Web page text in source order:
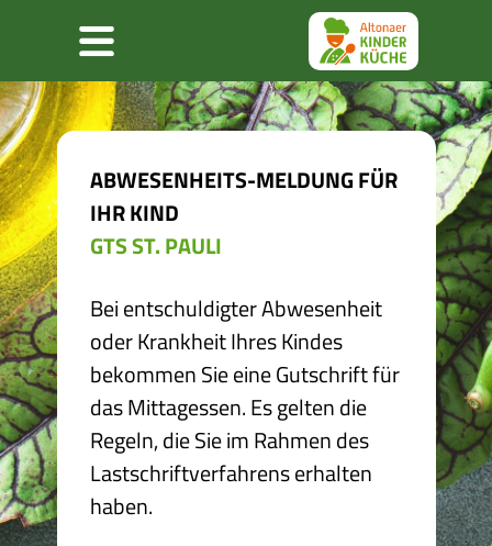
Menu
Abmeldeformular
ABWESENHEITS-MELDUNG FÜR
IHR KIND
GTS ST. PAULI
Bei entschuldigter Abwesenheit
oder Krankheit Ihres Kindes
bekommen Sie eine Gutschrift für
das Mittagessen. Es gelten die
Regeln, die Sie im Rahmen des
Lastschriftverfahrens erhalten
haben.